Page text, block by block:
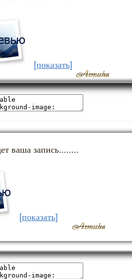
[показать]
ваша запись........
[показать]